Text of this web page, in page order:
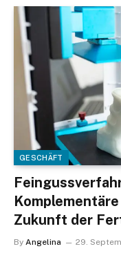
GESCHÄFT
Zukunft der
By Angelina 29.